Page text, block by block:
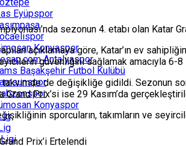
Eyüpspor
Konyaspor
Antalyaspor
Başakşehir Futbol Kulübü
Konyaspor
sezonun 4. etabı olan Katar
açıklamaya göre, Katar’ın ev
güvenliğini sağlamak amacıyla 6-8
takvimde de değişikliğe gidildi. Sezonun
Grand Prix’si ise 29 Kasım’da
sporcuların, takımların ve
Prix’i Ertelendi